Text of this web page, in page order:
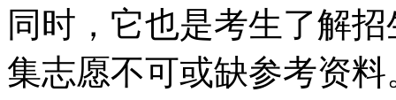
同时，它也是考生了解
集志愿不可或缺参考资料